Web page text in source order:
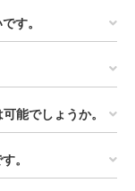
す。
能でしょうか。
。